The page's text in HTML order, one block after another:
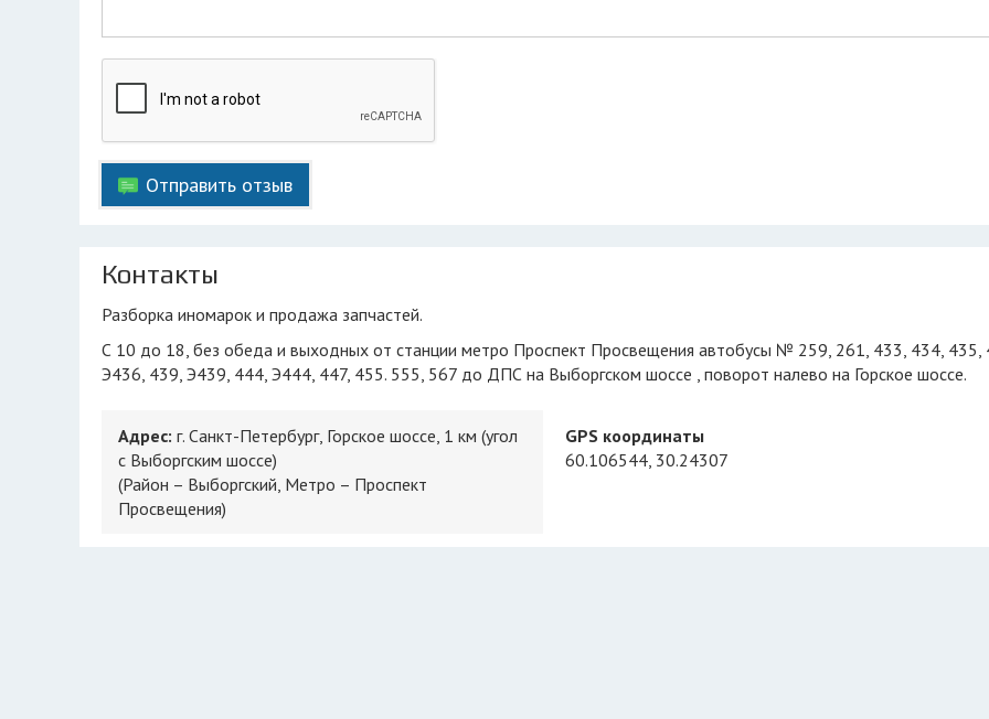
Отправить отзыв
Контакты
Разборка иномарок и продажа запчастей.
С 10 до 18, без обеда и выходных от станции метро Проспект Просвещения автобусы № 259, 261, 433, 434, 435,
Э436, 439, Э439, 444, Э444, 447, 455. 555, 567 до ДПС на Выборгском шоссе , поворот налево на Горское шоссе.
Адрес: г. Санкт-Петербург, Горское шоссе, 1 км (угол
с Выборгским шоссе)
(Район – Выборгский, Метро – Проспект
Просвещения)
GPS координаты
60.106544, 30.24307